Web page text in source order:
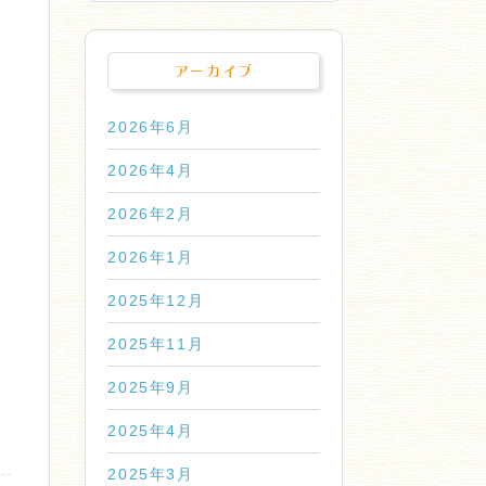
アーカイブ
2026年6月
2026年4月
2026年2月
2026年1月
2025年12月
2025年11月
2025年9月
2025年4月
2025年3月